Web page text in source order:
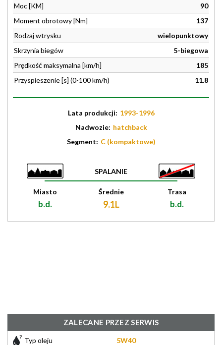
Moc [KM]
90
Moment obrotowy [Nm]
137
Rodzaj wtrysku
wielopunktowy
Skrzynia biegów
5-biegowa
Prędkość maksymalna [km/h]
185
Przyspieszenie [s] (0-100 km/h)
11.8
Lata produkcji: 1993-1996
Nadwozie: hatchback
Segment: C (kompaktowe)
SPALANIE
Miasto
b.d.
Średnie
9.1L
Trasa
b.d.
ZALECANE PRZEZ SERWIS
Typ oleju 5W40